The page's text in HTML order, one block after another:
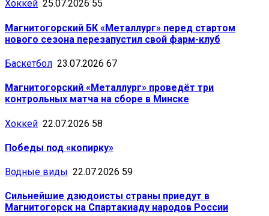
Хоккей 25.07.2026 55
Магнитогорский БК «Металлург» перед стартом
нового сезона перезапустил свой фарм-клуб
Баскетбол 23.07.2026 67
Магнитогорский «Металлург» проведёт три
контрольных матча на сборе в Минске
Хоккей 22.07.2026 58
Победы под «копирку»
Водные виды 22.07.2026 59
Сильнейшие дзюдоисты страны приедут в
Магнитогорск на Спартакиаду народов России